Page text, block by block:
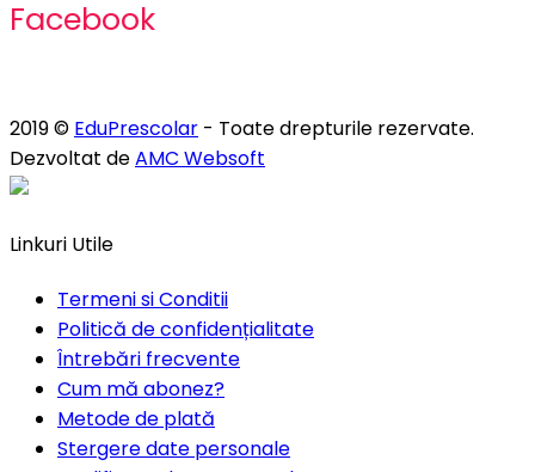
Facebook
2019 © EduPrescolar - Toate drepturile rezervate.
Dezvoltat deAMC Websoft
Linkuri Utile
Termeni si Conditii
Politică de confidențialitate
Întrebări frecvente
Cum mă abonez?
Metode de plată
Stergere date personale